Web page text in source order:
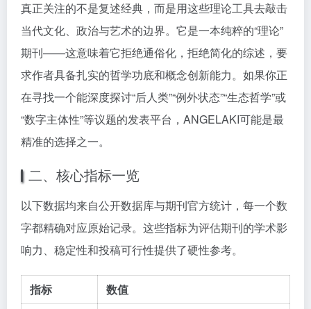
真正关注的不是复述经典，而是用这些理论工具去敲击
当代文化、政治与艺术的边界。它是一本纯粹的“理论”
期刊——这意味着它拒绝通俗化，拒绝简化的综述，要
求作者具备扎实的哲学功底和概念创新能力。如果你正
在寻找一个能深度探讨“后人类”“例外状态”“生态哲学”或
“数字主体性”等议题的发表平台，ANGELAKI可能是最
精准的选择之一。
二、核心指标一览
以下数据均来自公开数据库与期刊官方统计，每一个数
字都精确对应原始记录。这些指标为评估期刊的学术影
响力、稳定性和投稿可行性提供了硬性参考。
指标 数值